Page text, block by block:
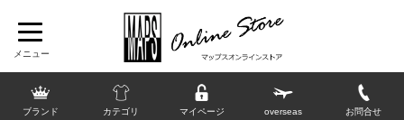
ブランド カテゴリ マイページ overseas お問合せ